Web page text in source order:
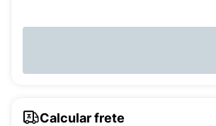
Calcular frete